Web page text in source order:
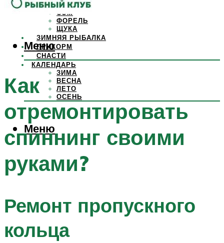
САЗАН
СОМ
ФОРЕЛЬ
ЩУКА
ЗИМНЯЯ РЫБАЛКА
ПРИКОРМ
СНАСТИ
КАЛЕНДАРЬ
ЗИМА
ВЕСНА
ЛЕТО
ОСЕНЬ
Меню
Меню
Как
отремонтировать
спиннинг своими
руками?
Ремонт пропускного
кольца